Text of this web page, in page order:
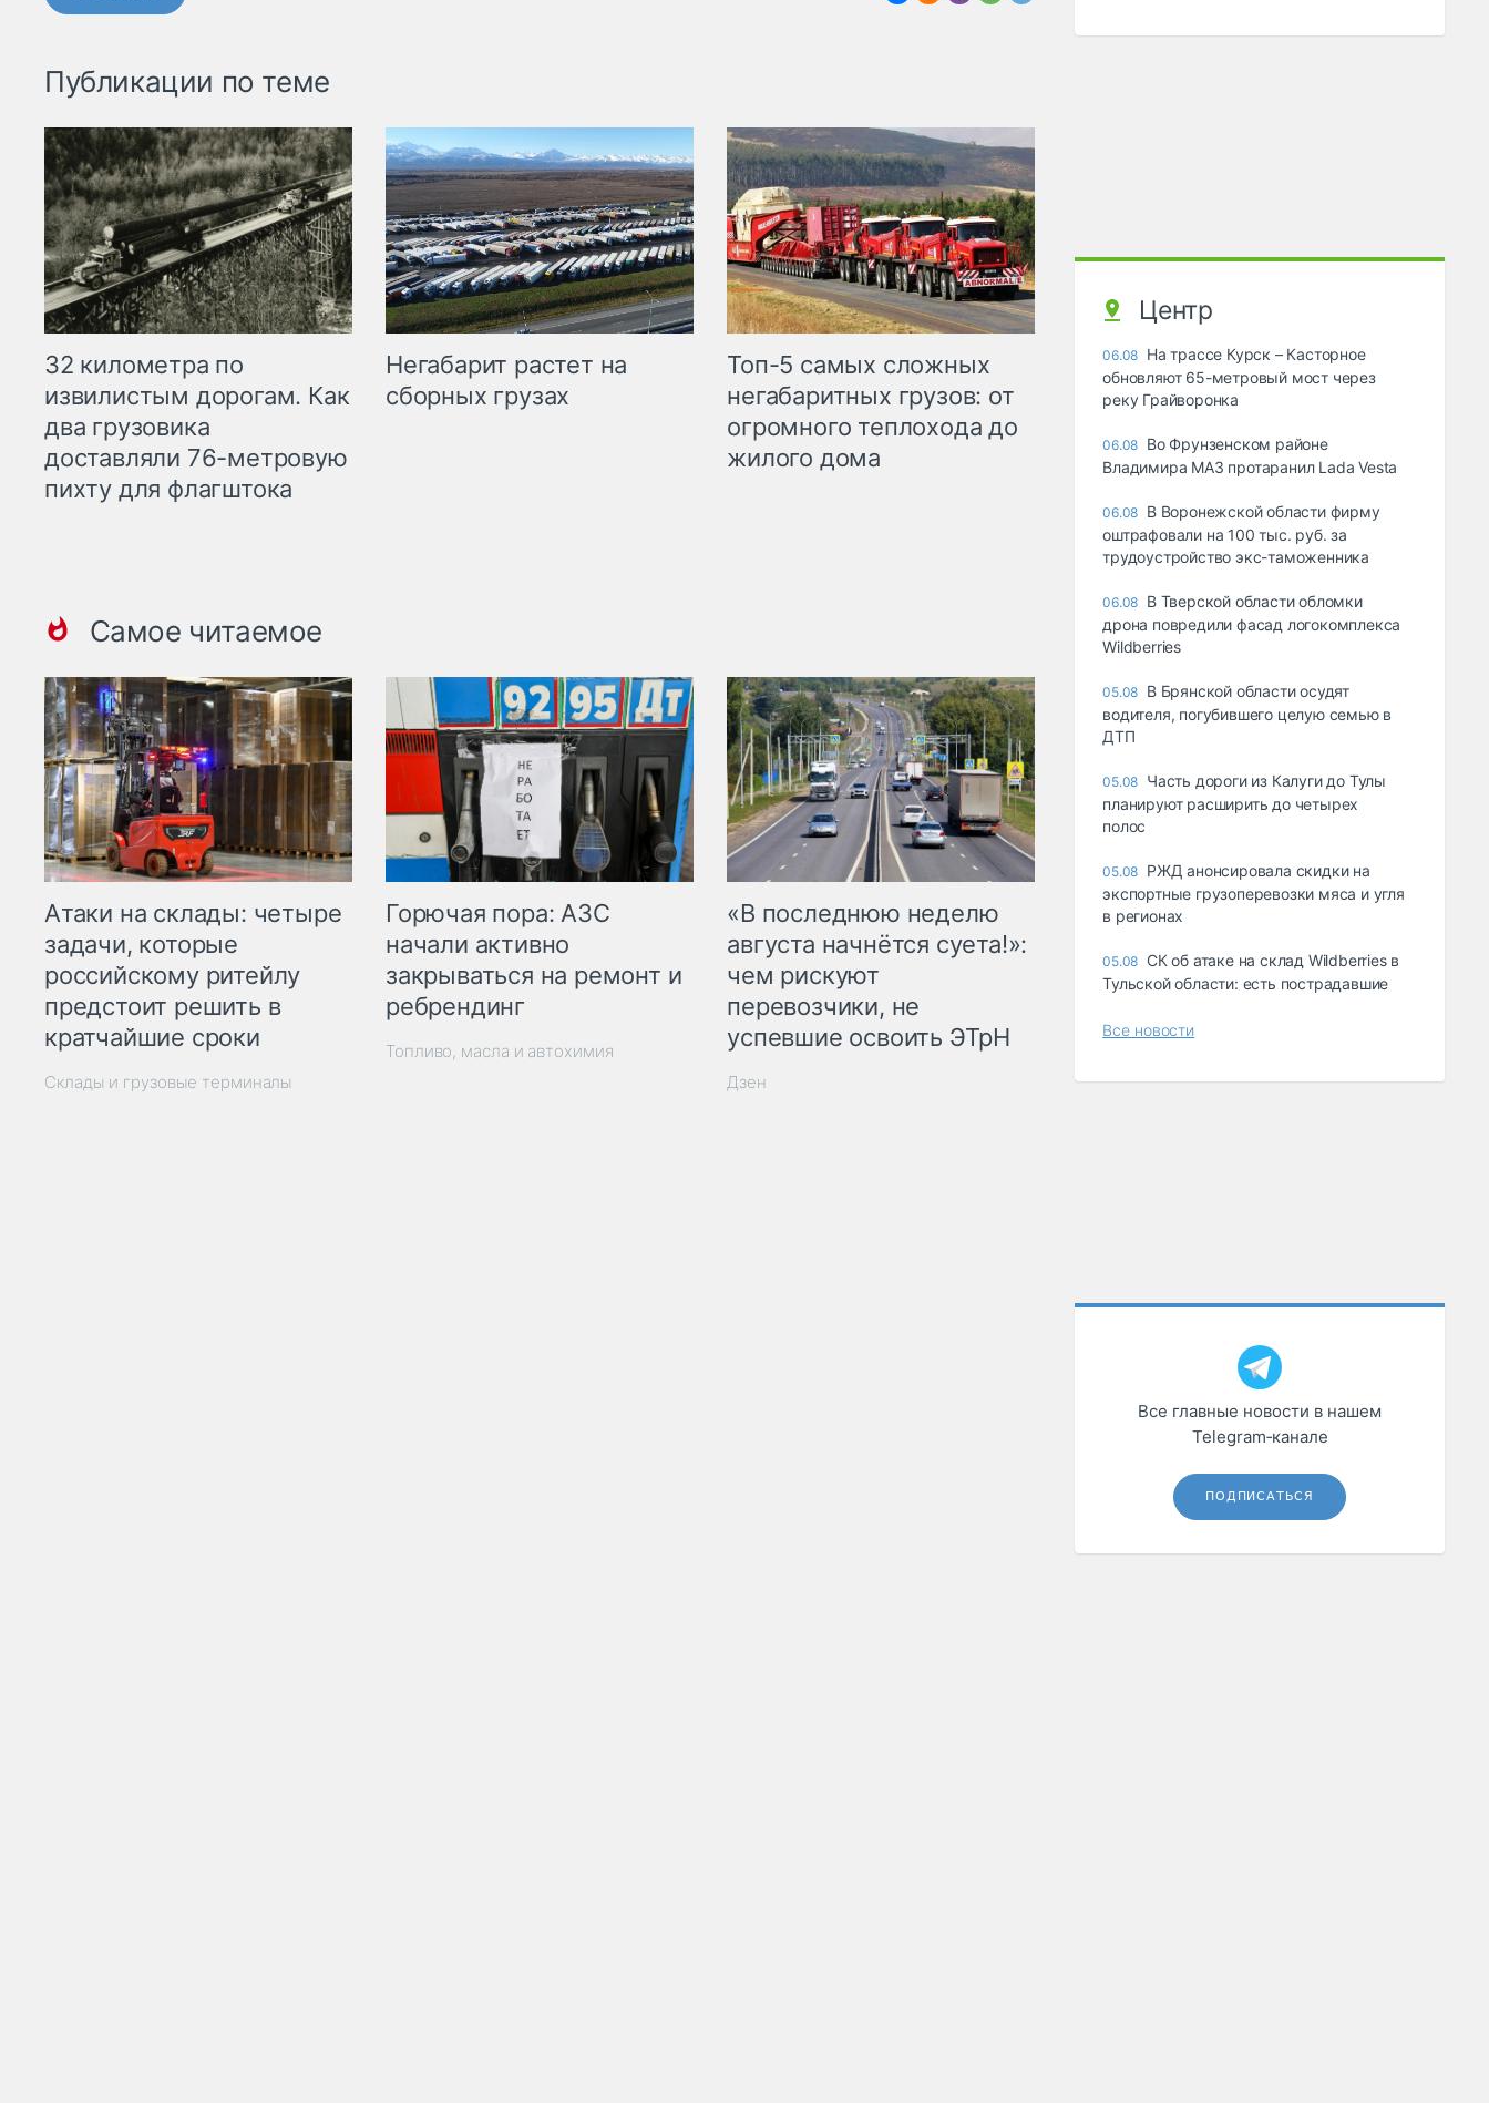
Публикации по теме
32 километра по
извилистым дорогам. Как
два грузовика
доставляли 76-метровую
пихту для флагштока
Негабарит растет на
сборных грузах
Топ-5 самых сложных
негабаритных грузов: от
огромного теплохода до
жилого дома
Самое читаемое
Атаки на склады: четыре
задачи, которые
российскому ритейлу
предстоит решить в
кратчайшие сроки
Склады и грузовые терминалы
Горючая пора: АЗС
начали активно
закрываться на ремонт и
ребрендинг
Топливо, масла и автохимия
«В последнюю неделю
августа начнётся суета!»:
чем рискуют
перевозчики, не
успевшие освоить ЭТрН
Дзен
Центр
06.08 На трассе Курск – Касторное
обновляют 65-метровый мост через
реку Грайворонка
06.08 Во Фрунзенском районе
Владимира МАЗ протаранил Lada Vesta
06.08 В Воронежской области фирму
оштрафовали на 100 тыс. руб. за
трудоустройство экс-таможенника
06.08 В Тверской области обломки
дрона повредили фасад логокомплекса
Wildberries
05.08 В Брянской области осудят
водителя, погубившего целую семью в
ДТП
05.08 Часть дороги из Калуги до Тулы
планируют расширить до четырех
полос
05.08 РЖД анонсировала скидки на
экспортные грузоперевозки мяса и угля
в регионах
05.08 СК об атаке на склад Wildberries в
Тульской области: есть пострадавшие
Все новости
Все главные новости в нашем
Telegram‑канале
ПОДПИСАТЬСЯ